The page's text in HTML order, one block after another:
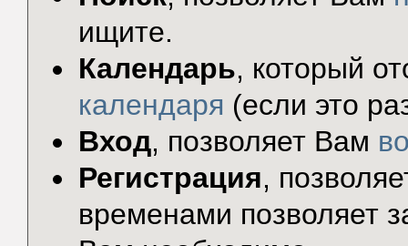
ищите.
Календарь, который
календаря (если это
Вход, позволяет Вам
Регистрация,
временами позволяет